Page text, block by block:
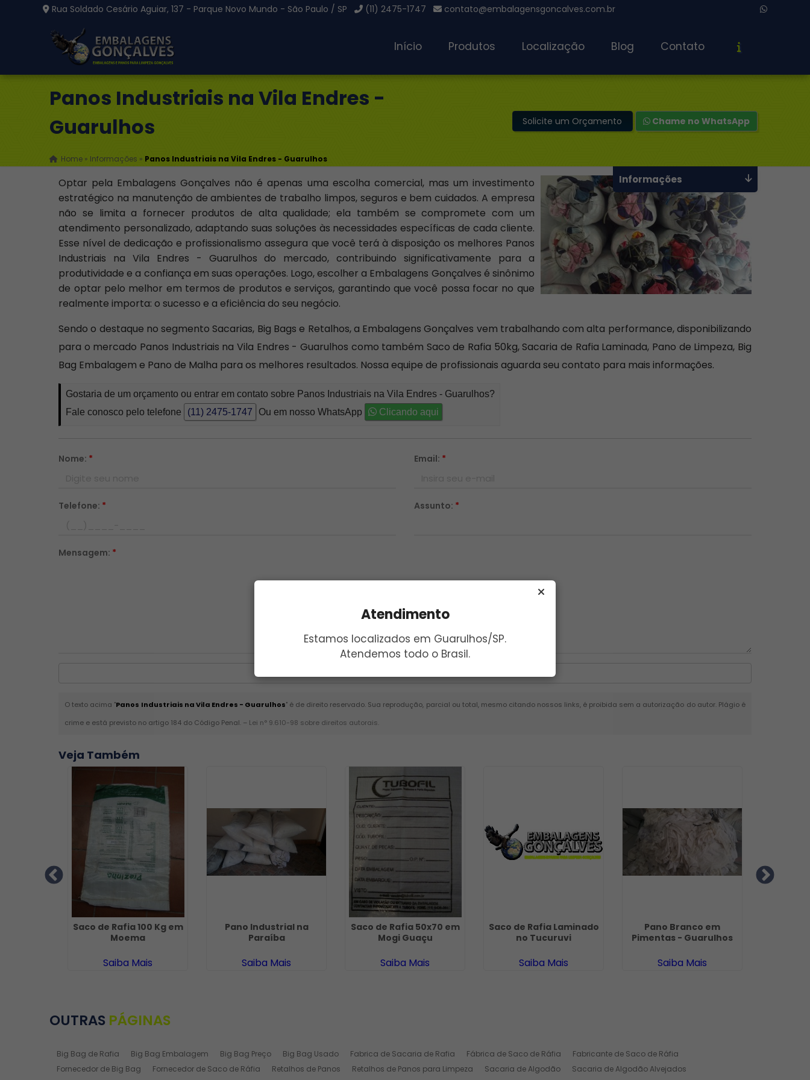
Atendimento
Estamos localizados em Guarulhos/SP.
Atendemos todo o Brasil.
Rua Soldado Cesário Aguiar, 137 - Parque Novo Mundo - São Paulo / SP (11) 2475-1747 contato@embalagensgoncalves.com.br
Início Produtos Localização Blog Contato
Panos Industriais na Vila Endres -
Guarulhos
Home » Informações » Panos Industriais na Vila Endres - Guarulhos
Solicite um Orçamento Chame no WhatsApp
Optar pela Embalagens Gonçalves não é apenas uma escolha comercial, mas um investimento
estratégico na manutenção de ambientes de trabalho limpos, seguros e bem cuidados. A empresa
não se limita a fornecer produtos de alta qualidade; ela também se compromete com um
atendimento personalizado, adaptando suas soluções às necessidades específicas de cada cliente.
Esse nível de dedicação e profissionalismo assegura que você terá à disposição os melhores Panos
Industriais na Vila Endres - Guarulhos do mercado, contribuindo significativamente para a
produtividade e a confiança em suas operações. Logo, escolher a Embalagens Gonçalves é sinônimo
de optar pelo melhor em termos de produtos e serviços, garantindo que você possa focar no que
realmente importa: o sucesso e a eficiência do seu negócio.
Sendo o destaque no segmento Sacarias, Big Bags e Retalhos, a Embalagens Gonçalves vem trabalhando com alta performance, disponibilizando
para o mercado Panos Industriais na Vila Endres - Guarulhos como também Saco de Rafia 50kg, Sacaria de Rafia Laminada, Pano de Limpeza, Big
Bag Embalagem e Pano de Malha para os melhores resultados. Nossa equipe de profissionais aguarda seu contato para mais informações.
Gostaria de um orçamento ou entrar em contato sobre Panos Industriais na Vila Endres - Guarulhos?
Fale conosco pelo telefone
(11) 2475-1747 Ou em nosso WhatsApp Clicando aqui
Nome: * Email: *
Telefone: * Assunto: *
Mensagem: *
O texto acima "Panos Industriais na Vila Endres - Guarulhos" é de direito reservado. Sua reprodução, parcial ou total, mesmo citando nossos links, é proibida sem a autorização do autor. Plágio é
crime e está previsto no artigo 184 do Código Penal. – Lei n° 9.610-98 sobre direitos autorais.
Informações
Veja Também
Saco de Rafia 100 Kg em
Moema
Saiba Mais
Pano Industrial na
Paraíba
Saiba Mais
Saco de Rafia 50x70 em
Mogi Guaçu
Saiba Mais
Saco de Rafia Laminado
no Tucuruvi
Saiba Mais
Pano Branco em
Pimentas - Guarulhos
Saiba Mais
OUTRAS PÁGINAS
Big Bag de Rafia Big Bag Embalagem Big Bag Preço Big Bag Usado Fabrica de Sacaria de Rafia Fábrica de Saco de Ráfia
Fabricante de Saco de Ráfia
Fornecedor de Big Bag
Fornecedor de Saco de Ráfia Retalhos de Panos Retalhos de Panos para Limpeza Sacaria de Algodão
Sacaria de Algodão Alvejados